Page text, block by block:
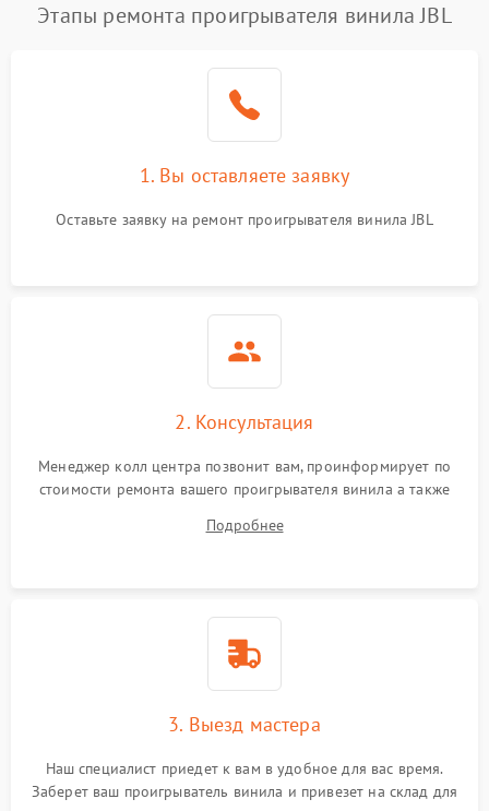
Этапы ремонта проигрывателя винила JBL
1. Вы оставляете заявку
Оставьте заявку на ремонт проигрывателя винила JBL
2. Консультация
Менеджер колл центра позвонит вам, проинформирует по
стоимости ремонта вашего проигрывателя винила а также
Подробнее
3. Выезд мастера
Наш специалист приедет к вам в удобное для вас время.
Заберет ваш проигрыватель винила и привезет на склад для